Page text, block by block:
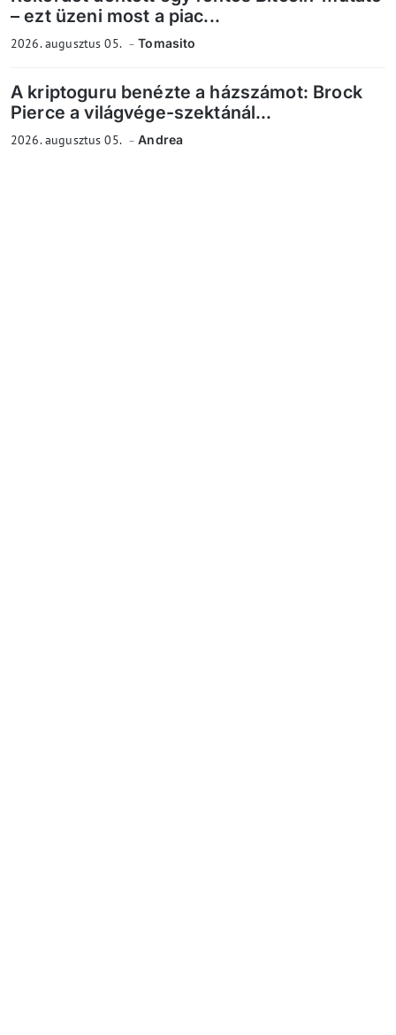
– ezt üzeni most a piac...
2026. augusztus 05. Tomasito
A kriptoguru benézte a házszámot: Brock
Pierce a világvége-szektánál...
2026. augusztus 05. Andrea